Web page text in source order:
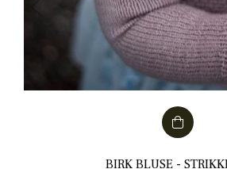
BIRK BLUSE -